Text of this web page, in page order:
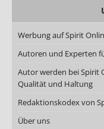
Werbung auf Spirit
Autoren und Experten
Autor werden bei Spirit
Qualität und Haltung
Redaktionskodex von
Über uns